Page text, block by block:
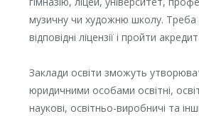
музичну чи художню школу.
відповідні ліцензії і пройти
Заклади освіти зможуть
юридичними особами освітні,
наукові, освітньо-виробничі та